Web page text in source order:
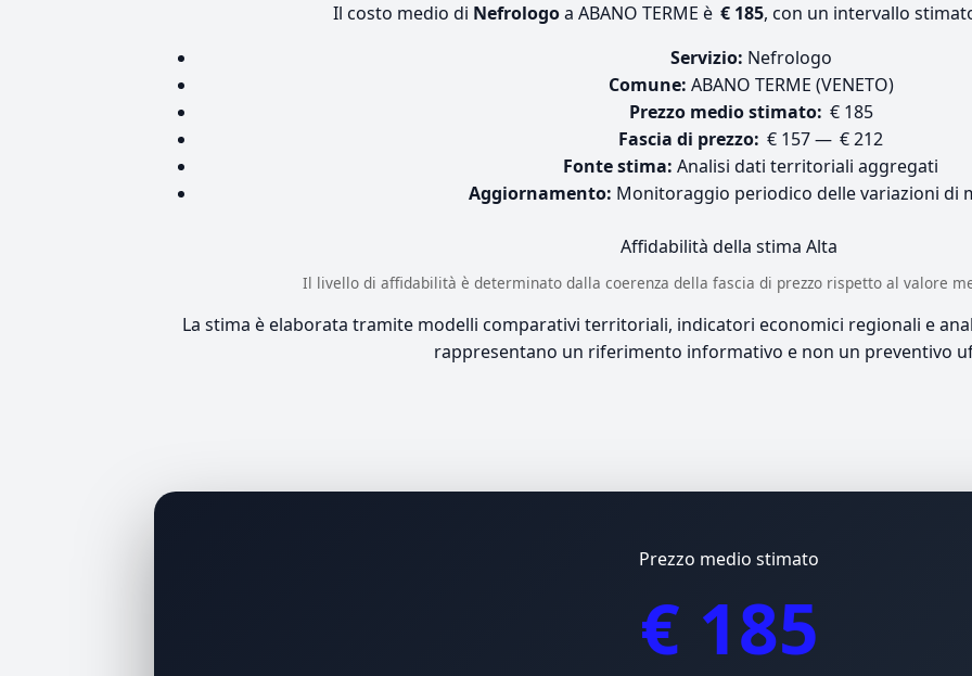
Il costo medio di Nefrologoa ABANO TERME è € 185, con un intervallo
Servizio: Nefrologo
Comune: ABANO TERME (VENETO)
Prezzo medio stimato: € 185
Fascia di prezzo: € 157 — € 212
Fonte stima: Analisi dati territoriali aggregati
Aggiornamento: Monitoraggio periodico delle variazioni di
Affidabilità della stima Alta
Il livello di affidabilità è determinato dalla coerenza della fascia di prezzo rispetto al valore
La stima è elaborata tramite modelli comparativi territoriali, indicatori economici regionali e
rappresentano un riferimento informativo e non un preventivo
Prezzo medio stimato
€ 185